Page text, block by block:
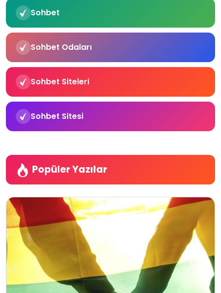
Sohbet
Sohbet Odaları
Sohbet Siteleri
Sohbet Sitesi
Popüler Yazılar